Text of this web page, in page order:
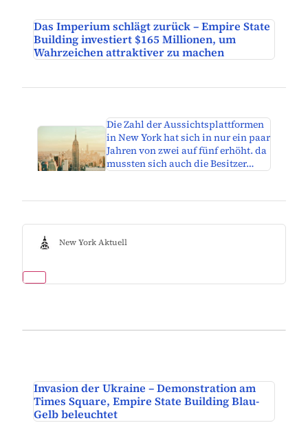
Das Imperium schlägt zurück – Empire State
Building investiert $165 Millionen, um
Wahrzeichen attraktiver zu machen
Die Zahl der Aussichtsplattformen
in New York hat sich in nur ein paar
Jahren von zwei auf fünf erhöht. da
mussten sich auch die Besitzer…
New York Aktuell
Invasion der Ukraine – Demonstration am
Times Square, Empire State Building Blau-
Gelb beleuchtet